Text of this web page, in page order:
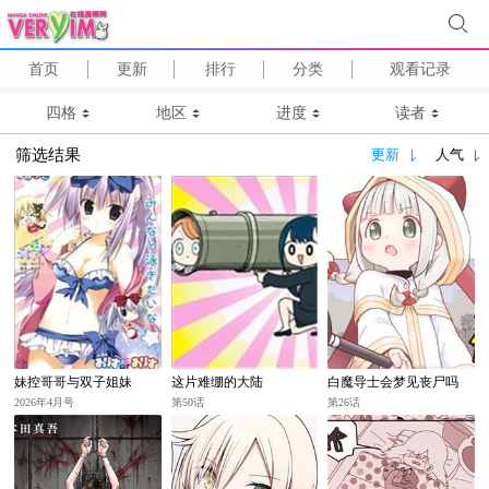
首页 更新 排行 分类 观看记录
四格 地区 进度 读者
筛选结果 人气
更新
妹控哥哥与双子姐妹
2026年4月号
这片难绷的大陆
第50话
白魔导士会梦见丧尸吗
第26话